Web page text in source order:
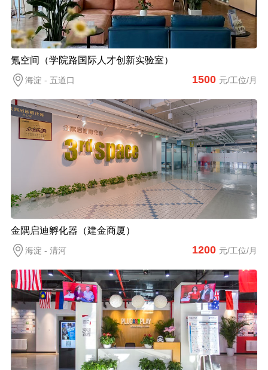
氪空间（学院路国际人才创新实验室）
海淀 - 五道口 1500 元/工位/月
金隅启迪孵化器（建金商厦）
海淀 - 清河 1200 元/工位/月